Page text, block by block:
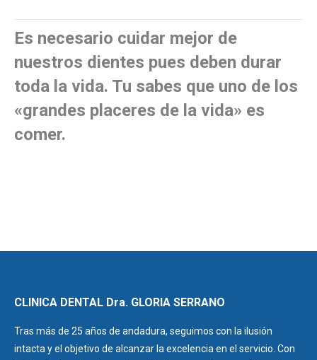
Es necesario cuidar mejor de
nuestros dientes pues deben durar
toda la vida. Tu sabes que uno de los
«grandes placeres de la vida» es
comer.
CLINICA DENTAL Dra. GLORIA SERRANO
Tras más de 25 años de andadura, seguimos con la ilusión
intacta y el objetivo de alcanzar la excelencia en el servicio. Con